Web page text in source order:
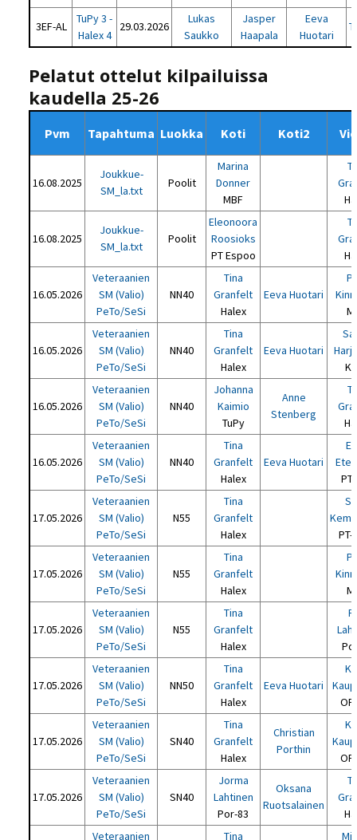
3EF-AL
TuPy 3 -
Halex 4
29.03.2026
Lukas
Saukko
Jasper
Haapala
Eeva
Huotari
Pelatut ottelut kilpailuissa
kaudella 25-26
Pvm Tapahtuma Luokka Koti Koti2
16.08.2025
Joukkue-
SM_la.txt
Poolit
Marina
Donner
MBF
16.08.2025
Joukkue-
SM_la.txt
Poolit
Eleonoora
Roosioks
PT Espoo
16.05.2026
Veteraanien
SM (Valio)
PeTo/SeSi
NN40
Tina
Granfelt
Halex
Eeva Huotari
16.05.2026
Veteraanien
SM (Valio)
PeTo/SeSi
NN40
Tina
Granfelt
Halex
Eeva Huotari
16.05.2026
Veteraanien
SM (Valio)
PeTo/SeSi
NN40
Johanna
Kaimio
TuPy
Anne
Stenberg
16.05.2026
Veteraanien
SM (Valio)
PeTo/SeSi
NN40
Tina
Granfelt
Halex
Eeva Huotari
17.05.2026
Veteraanien
SM (Valio)
PeTo/SeSi
N55
Tina
Granfelt
Halex
PT-
17.05.2026
Veteraanien
SM (Valio)
PeTo/SeSi
N55
Tina
Granfelt
Halex
17.05.2026
Veteraanien
SM (Valio)
PeTo/SeSi
N55
Tina
Granfelt
Halex
17.05.2026
Veteraanien
SM (Valio)
PeTo/SeSi
NN50
Tina
Granfelt
Halex
Eeva Huotari
17.05.2026
Veteraanien
SM (Valio)
PeTo/SeSi
SN40
Tina
Granfelt
Halex
Christian
Porthin
17.05.2026
Veteraanien
SM (Valio)
PeTo/SeSi
SN40
Jorma
Lahtinen
Por-83
Oksana
Ruotsalainen
Veteraanien
Tina